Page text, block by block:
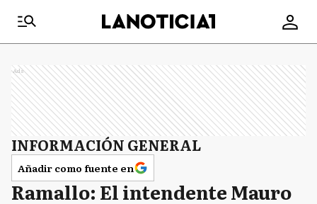
Ads
INFORMACIÓN GENERAL
Añadir como fuente en
Ramallo: El intendente Mauro